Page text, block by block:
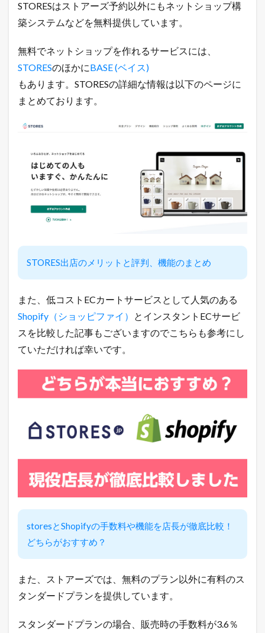
売
れ
ネ
ッ
シ
ョ
ッ
の
書
が
こ
こ
に
は
な
「
裏
ザ
を
L
N
け
中
！
日
の
楽
天
市
場
と
ー
シ
ョ
ン
STORESはストアーズ予約以外にもネットショップ構
築システムなどを無料提供しています。
無料でネットショップを作れるサービスには、
STORESのほかにBASE (ベイス)
もあります。STORESの詳細な情報は以下のページに
まとめております。
STORES出店のメリットと評判、機能のまとめ
また、低コストECカートサービスとして人気のある
Shopify（ショッピファイ）
とインスタントECサービ
スを比較した記事もございますのでこちらも参考にし
ていただければ幸いです。
storesとShopifyの手数料や機能を店長が徹底比較！
どちらがおすすめ？
また、ストアーズでは、無料のプラン以外に有料のス
タンダードプランを提供しています。
スタンダードプランの場合、販売時の手数料が3.6％